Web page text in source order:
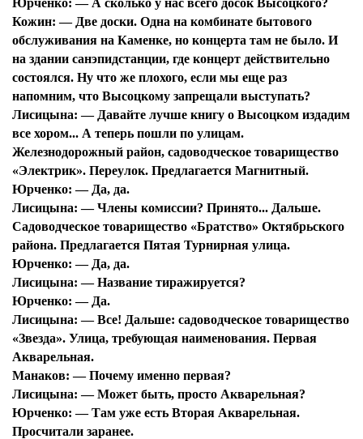
Юрченко: — А сколько у нас всего досок Высоцкого?
Кожин: — Две доски. Одна на комбинате бытового
обслуживания на Каменке, но концерта там не было. И
на здании санэпидстанции, где концерт действительно
состоялся. Ну что же плохого, если мы еще раз
напомним, что Высоцкому запрещали выступать?
Лисицына: — Давайте лучше книгу о Высоцком издадим
все хором... А теперь пошли по улицам.
Железнодорожный район, садоводческое товарищество
«Электрик». Переулок. Предлагается Магнитный.
Юрченко: — Да, да.
Лисицына: — Члены комиссии? Принято... Дальше.
Садоводческое товарищество «Братство» Октябрьского
района. Предлагается Пятая Турнирная улица.
Юрченко: — Да, да.
Лисицына: — Название тиражируется?
Юрченко:— Да.
Лисицына: — Все! Дальше: садоводческое товарищество
«Звезда». Улица, требующая наименования. Первая
Акварельная.
Манаков: — Почему именно первая?
Лисицына: — Может быть, просто Акварельная?
Юрченко: — Там уже есть Вторая Акварельная.
Просчитали заранее.